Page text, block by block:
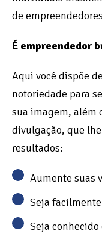
de
É empreendedor
Aqui você dispõe
notoriedade para
sua imagem, além
divulgação, que
resultados:
Aumente suas
Seja
Seja